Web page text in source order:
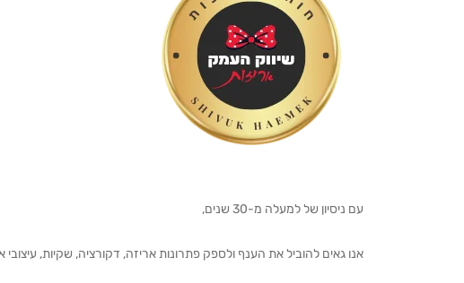
עם ניסיון של למעלה מ-30 שנים,
אנו גאים להוביל את הענף ולספק פתרונות אריזה, דקורציה, שקיות, עיצובי